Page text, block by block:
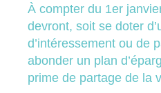
À compter du 1er
devront, soit se doter
d’intéressement ou de
abonder un plan
prime de partage de la